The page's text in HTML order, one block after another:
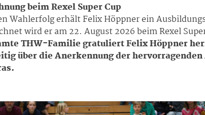
beim Rexel Super Cup
Wahlerfolg erhält Felix Höppner ein
wird er am 22. August 2026 beim Rexel
THW-Familie gratuliert Felix Höppner
über die Anerkennung der